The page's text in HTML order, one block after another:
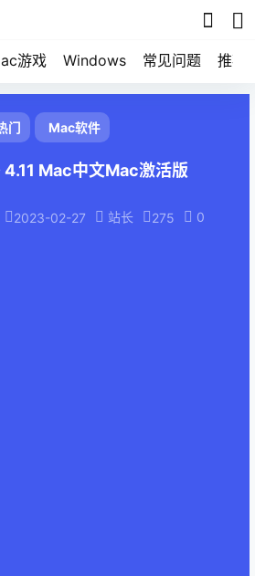
游戏 Windows 常见问题 推荐
门 Mac软件
Mac中文Mac激活版
2023-02-27 站长 275 0